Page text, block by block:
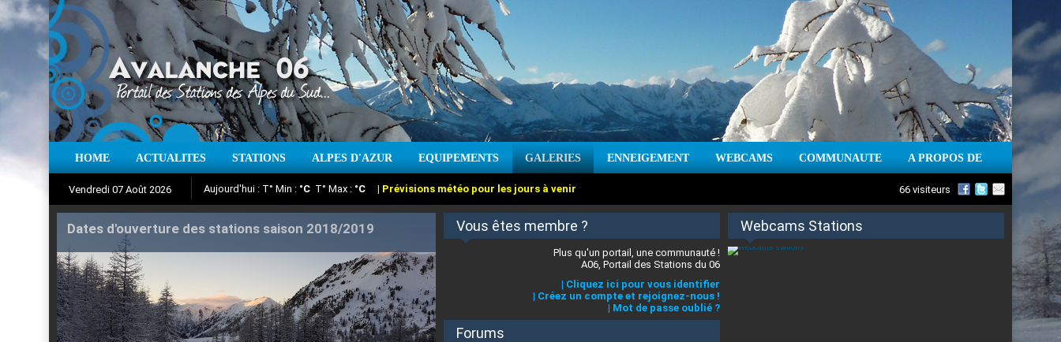
HOME ACTUALITES STATIONS ALPES D'AZUR EQUIPEMENTS GALERIES ENNEIGEMENT WEBCAMS COMMUNAUTE A PROPOS DE
Vendredi 07 Août 2026
Aujourd'hui : T° Min : °CT° Max :°C |Prévisions météo pour les jours à venir
66 visiteurs
Vous êtes membre ?
Plus qu'un portail, une communauté !
A06, Portail des Stations du 06
| Cliquez ici pour vous identifier
| Créez un compte et rejoignez-nous !
| Mot de passe oublié ?
Forums
Webcams Stations